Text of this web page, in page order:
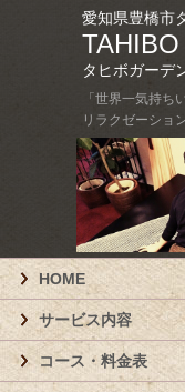
愛知県豊橋市
タヒボガー
「世界一気持ち
リラクゼーショ
HOME
サービス内容
コース・料金表